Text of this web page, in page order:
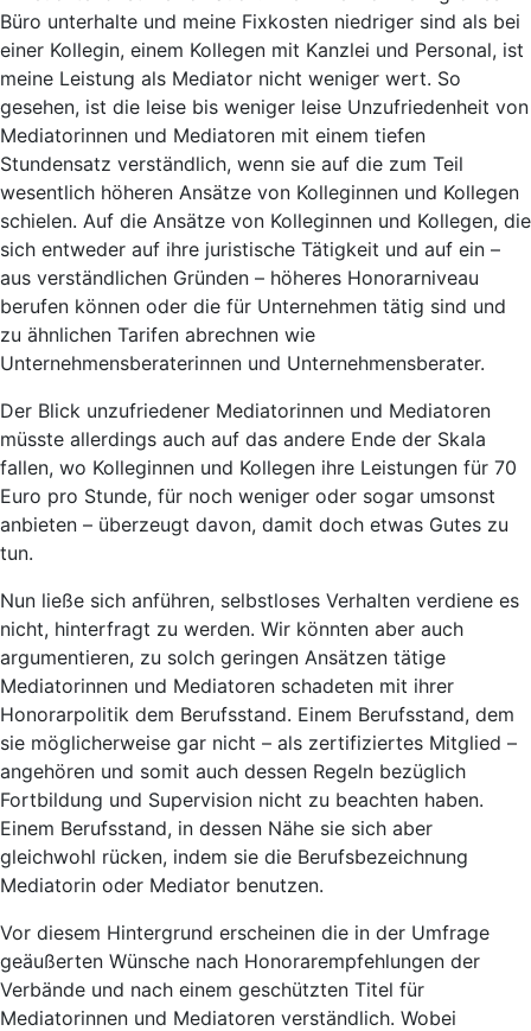
Büro unterhalte und meine Fixkosten niedriger sind als bei
einer Kollegin, einem Kollegen mit Kanzlei und Personal, ist
meine Leistung als Mediator nicht weniger wert. So
gesehen, ist die leise bis weniger leise Unzufriedenheit von
Mediatorinnen und Mediatoren mit einem tiefen
Stundensatz verständlich, wenn sie auf die zum Teil
wesentlich höheren Ansätze von Kolleginnen und Kollegen
schielen. Auf die Ansätze von Kolleginnen und Kollegen, die
sich entweder auf ihre juristische Tätigkeit und auf ein –
aus verständlichen Gründen – höheres Honorarniveau
berufen können oder die für Unternehmen tätig sind und
zu ähnlichen Tarifen abrechnen wie
Unternehmensberaterinnen und Unternehmensberater.
Der Blick unzufriedener Mediatorinnen und Mediatoren
müsste allerdings auch auf das andere Ende der Skala
fallen, wo Kolleginnen und Kollegen ihre Leistungen für 70
Euro pro Stunde, für noch weniger oder sogar umsonst
anbieten – überzeugt davon, damit doch etwas Gutes zu
tun.
Nun ließe sich anführen, selbstloses Verhalten verdiene es
nicht, hinterfragt zu werden. Wir könnten aber auch
argumentieren, zu solch geringen Ansätzen tätige
Mediatorinnen und Mediatoren schadeten mit ihrer
Honorarpolitik dem Berufsstand. Einem Berufsstand, dem
sie möglicherweise gar nicht – als zertifiziertes Mitglied –
angehören und somit auch dessen Regeln bezüglich
Fortbildung und Supervision nicht zu beachten haben.
Einem Berufsstand, in dessen Nähe sie sich aber
gleichwohl rücken, indem sie die Berufsbezeichnung
Mediatorin oder Mediator benutzen.
Vor diesem Hintergrund erscheinen die in der Umfrage
geäußerten Wünsche nach Honorarempfehlungen der
Verbände und nach einem geschützten Titel für
Mediatorinnen und Mediatoren verständlich. Wobei